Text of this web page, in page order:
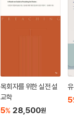
목회자를 위한 실전 설
교학
5% 28,500원
5